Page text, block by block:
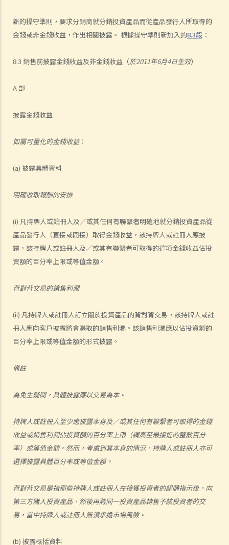
新的操守準則，要求分銷商就分銷投資產品而從產品發行人所取得的
金錢或非金錢收益，作出相關披露。 根據操守準則新加入的8.3段 ：
8.3 銷售前披露金錢收益及非金錢收益（於2011年6月4日生效）
A 部
披露金錢收益
如屬可量化的金錢收益：
(a) 披露具體資料
明確收取報酬的安排
(i) 凡持牌人或註冊人及／或其任何有聯繫者明確地就分銷投資產品從
產品發行人（直接或間接）取得金錢收益，該持牌人或註冊人應披
露，該持牌人或註冊人及／或其有聯繫者可取得的這項金錢收益佔投
資額的百分率上限或等值金額。
背對背交易的銷售利潤
(ii) 凡持牌人或註冊人訂立關於投資產品的背對背交易，該持牌人或註
冊人應向客戶披露將會賺取的銷售利潤。該銷售利潤應以佔投資額的
百分率上限或等值金額的形式披露。
備註
為免生疑問，具體披露應以交易為本。
持牌人或註冊人至少應披露本身及／或其任何有聯繫者可取得的金錢
收益或銷售利潤佔投資額的百分率上限（調高至最接近的整數百分
率）或等值金額。然而，考慮到其本身的情況，持牌人或註冊人亦可
選擇披露具體百分率或等值金額。
背對背交易是指那些持牌人或註冊人在接獲投資者的認購指示後，向
第三方購入投資產品，然後再將同一投資產品轉售予該投資者的交
易，當中持牌人或註冊人無須承擔市場風險。
(b) 披露概括資料